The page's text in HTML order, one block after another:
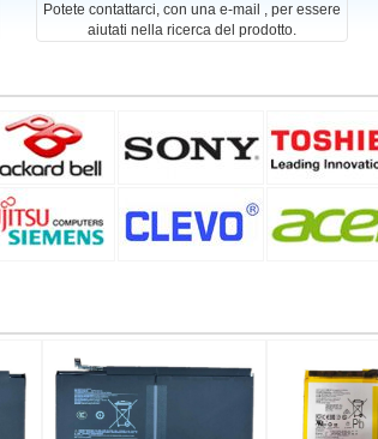
Potete contattarci, con una e-mail , per essere
aiutati nella ricerca del prodotto.